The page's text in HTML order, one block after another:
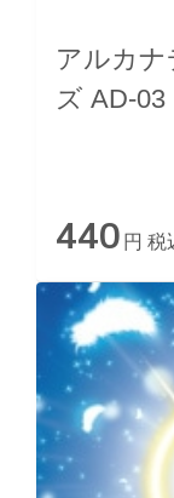
アルカ
ズ AD-
440 円 税